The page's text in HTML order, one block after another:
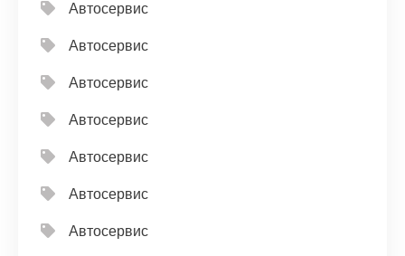
Автосервис
Автосервис
Автосервис
Автосервис
Автосервис
Автосервис
Автосервис